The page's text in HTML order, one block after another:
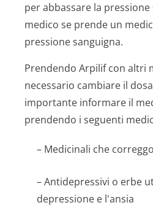
per abbassare la
medico se prende un
pressione sanguigna.
Prendendo Arpilif con altri
necessario cambiare il
importante informare il
prendendo i seguenti
– Medicinali che
– Antidepressivi o erbe
depressione e l'ansia